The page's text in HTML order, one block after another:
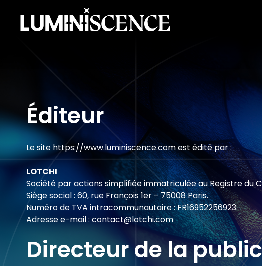
Éditeur
Le site https://www.luminiscence.comest édité par :
LOTCHI
Société par actions simplifiée immatriculée au Registre du
Siège social : 60, rue François 1er – 75008 Paris.
Numéro de TVA intracommunautaire : FR16952256923.
Adresse e-mail : contact@lotchi.com
Directeur de la